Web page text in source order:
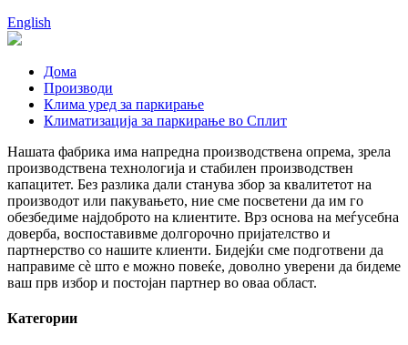
English
Дома
Производи
Клима уред за паркирање
Климатизација за паркирање во Сплит
Нашата фабрика има напредна производствена опрема, зрела
производствена технологија и стабилен производствен
капацитет. Без разлика дали станува збор за квалитетот на
производот или пакувањето, ние сме посветени да им го
обезбедиме најдоброто на клиентите. Врз основа на меѓусебна
доверба, воспоставивме долгорочно пријателство и
партнерство со нашите клиенти. Бидејќи сме подготвени да
направиме сè што е можно повеќе, доволно уверени да бидеме
ваш прв избор и постојан партнер во оваа област.
Категории